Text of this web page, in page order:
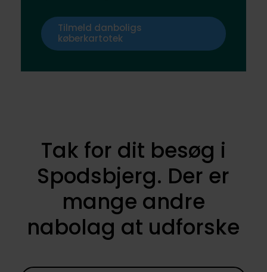
Tilmeld danboligs
køberkartotek
Tak for dit besøg i
Spodsbjerg. Der er
mange andre
nabolag at udforske